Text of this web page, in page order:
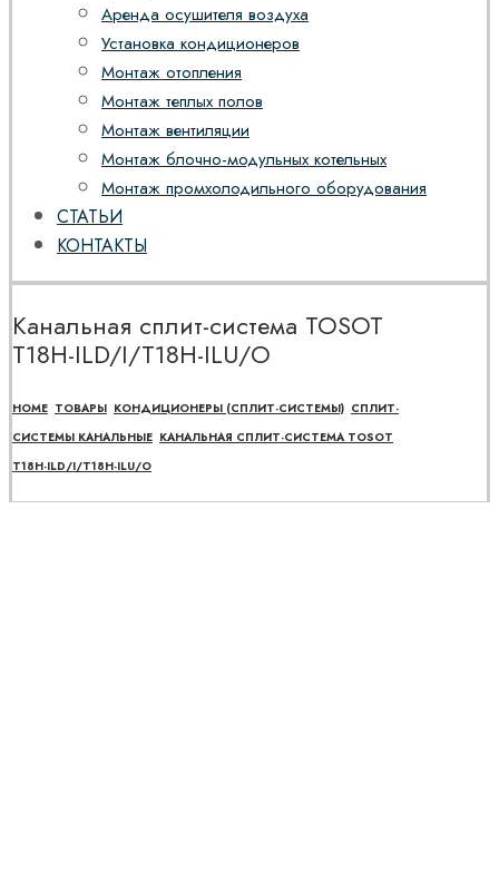
Аренда осушителя воздуха
Установка кондиционеров
Монтаж отопления
Монтаж теплых полов
Монтаж вентиляции
Монтаж блочно-модульных котельных
Монтаж промхолодильного оборудования
СТАТЬИ
КОНТАКТЫ
Канальная сплит-система TOSOT
T18H-ILD/I/T18H-ILU/O
HOME ТОВАРЫ КОНДИЦИОНЕРЫ (СПЛИТ-СИСТЕМЫ) СПЛИТ-
СИСТЕМЫ КАНАЛЬНЫЕ КАНАЛЬНАЯ СПЛИТ-СИСТЕМА TOSOT
T18H-ILD/I/T18H-ILU/O